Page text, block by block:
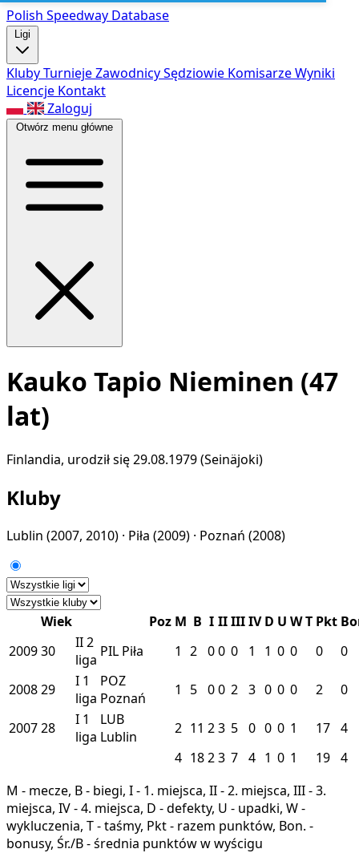
Polish Speedway Database
Ligi
KlubyTurniejeZawodnicySędziowie KomisarzeWyniki
Licencje Kontakt
Zaloguj
Otwórz menu główne
Kauko Tapio Nieminen (47
lat)
Finlandia, urodził się 29.08.1979 (Seinäjoki)
Kluby
Lublin (2007, 2010) · Piła (2009) · Poznań (2008)
Wiek Poz M B I IIIIIIV D U WT Pkt
200930 II2
liga PIL Piła 1 2 00 0 1 1 0 0 0 0
200829 I 1
liga
POZ
Poznań
1 5 00 2 3 0 0 0 2 0
200728 I 1
liga
LUB
Lublin
2 11 23 5 0 0 0 1 17 4
4 1823 7 4 1 0 1 19 4
M - mecze, B - biegi, I - 1. miejsca, II - 2. miejsca, III - 3.
miejsca, IV - 4. miejsca, D - defekty, U - upadki, W -
wykluczenia, T - taśmy, Pkt - razem punktów, Bon. -
bonusy, Śr./B - średnia punktów w wyścigu